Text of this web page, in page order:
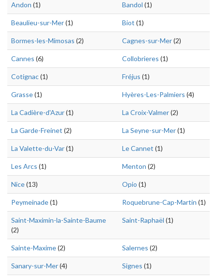
Andon (1) Bandol (1)
Beaulieu-sur-Mer(1) Biot (1)
Bormes-les-Mimosas (2) Cagnes-sur-Mer(2)
Cannes (6) Collobrieres (1)
Cotignac(1) Fréjus (1)
Grasse(1) Hyères-Les-Palmiers (4)
La Cadière-d'Azur(1) La Croix-Valmer(2)
La Garde-Freinet (2) La Seyne-sur-Mer(1)
La Valette-du-Var(1) Le Cannet (1)
Les Arcs (1) Menton (2)
Nice(13) Opio (1)
Peymeinade(1) Roquebrune-Cap-Martin (1)
Saint-Maximin-la-Sainte-Baume
(2)
Saint-Raphaël (1)
Sainte-Maxime(2) Salernes (2)
Sanary-sur-Mer(4) Signes (1)